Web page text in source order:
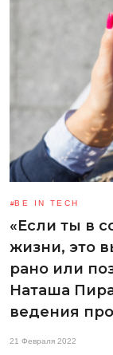
BE IN TECH
«Если ты в
жизни, это
рано или
Наташа
ведения
21 Февраля 2022